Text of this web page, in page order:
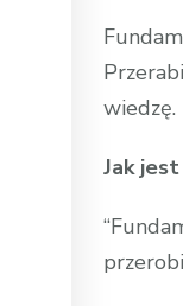
wiedzę.
Jak jest